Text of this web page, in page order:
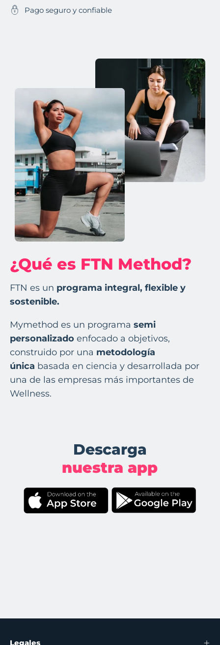
Pago seguro y confiable
¿Qué es FTN Method?
FTN es un programa integral, flexible y
sostenible.
Mymethod es un programa semi
personalizado enfocado a objetivos,
construido por una metodología
única basada en ciencia y desarrollada por
una de las empresas más importantes de
Wellness.
Descarga
nuestra app
Legales